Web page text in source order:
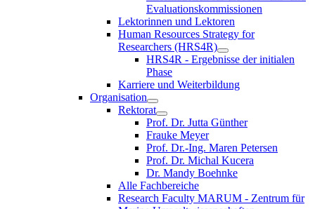
Evaluationskommissionen
Lektorinnen und Lektoren
Human Resources Strategy for
Researchers (HRS4R)
HRS4R - Ergebnisse der initialen
Phase
Karriere und Weiterbildung
Organisation
Rektorat
Prof. Dr. Jutta Günther
Frauke Meyer
Prof. Dr.-Ing. Maren Petersen
Prof. Dr. Michal Kucera
Dr. Mandy Boehnke
Alle Fachbereiche
Research Faculty MARUM - Zentrum für